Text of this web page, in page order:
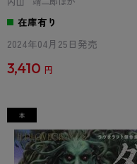
在庫有り
2024年04月25日発売
3,410 円